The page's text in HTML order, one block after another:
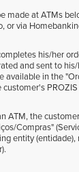
made at ATMs
or via
his/her
and sent to
available in the
ATM, the
Compras"
entity